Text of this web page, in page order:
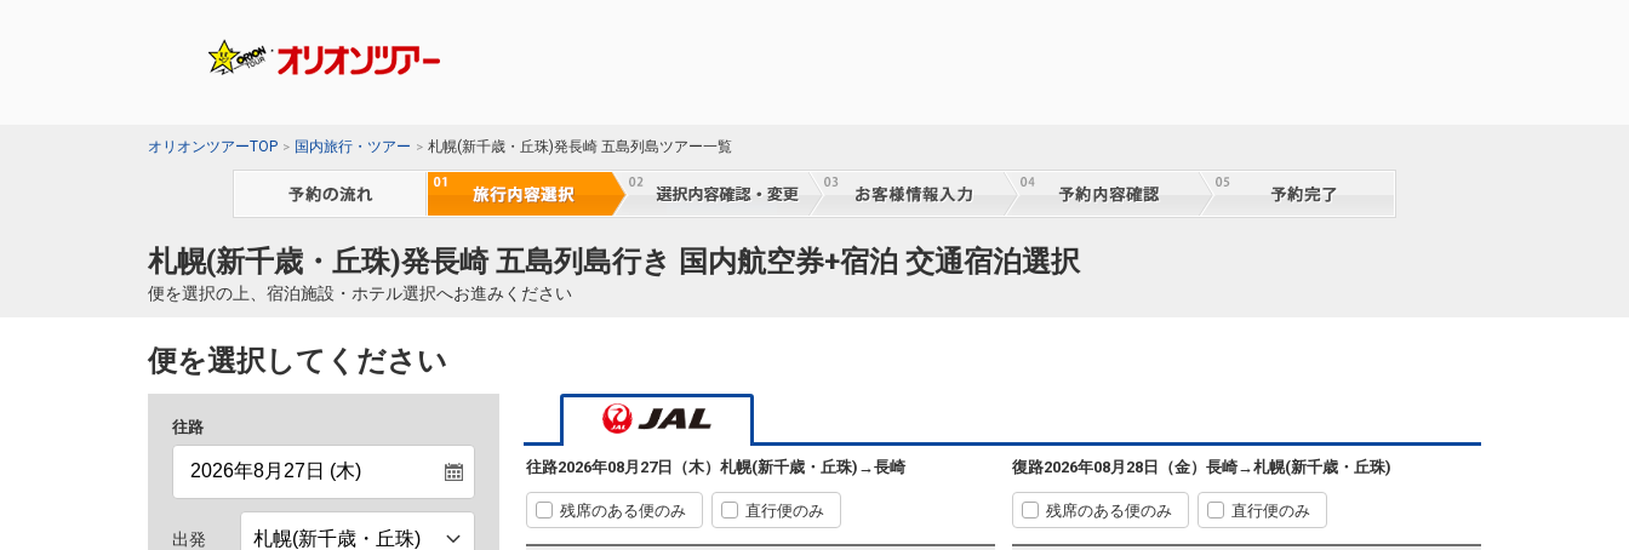
オリオンツアーTOP 国内旅行・ツアー 札幌(新千歳・丘珠)発長崎 五島列島ツアー一覧
札幌(新千歳・丘珠)発長崎 五島列島行き 国内航空券+宿泊 交通宿泊選択
便を選択の上、宿泊施設・ホテル選択へお進みください
便を選択してください
往路
出発
往路2026年08月27日（木） 札幌(新千歳・丘珠) →長崎
残席のある便のみ 直行便のみ
クラスJを利用する
500便
乗継便あり
(新千歳)
07:40
長崎
11:55
2
クラスJを利用する 5
復路2026年08月28日（金） 長崎→札幌(新千歳・丘珠)
残席のある便のみ 直行便のみ
クラスJを利用する 3
2372便
乗継便あり
608便
乗継便あり
長崎
09:55
札幌
(新千歳)
14:15
3 +23,000円
クラスJを利用する 4